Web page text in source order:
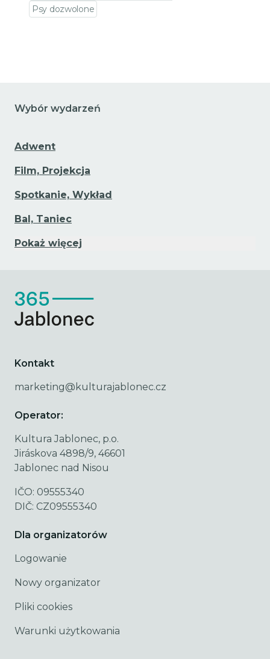
Psy dozwolone
Wybór wydarzeń
Adwent
Film, Projekcja
Spotkanie, Wykład
Bal, Taniec
Pokaż więcej
Kontakt
marketing@kulturajablonec.cz
Operator:
Kultura Jablonec, p.o.
Jiráskova 4898/9, 46601
Jablonec nad Nisou
IČO: 09555340
DIČ: CZ09555340
Dla organizatorów
Logowanie
Nowy organizator
Pliki cookies
Warunki użytkowania